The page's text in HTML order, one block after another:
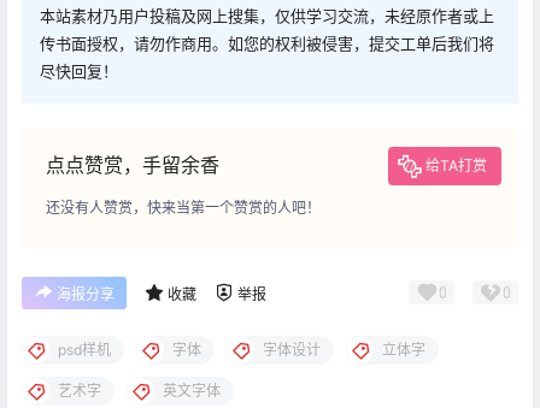
本站素材乃用户投稿及网上搜集，仅供学习交流，未经原作者或上
传书面授权，请勿作商用。如您的权利被侵害，提交工单后我们将
尽快回复！
点点赞赏，手留余香 给TA打赏
还没有人赞赏，快来当第一个赞赏的人吧！
海报分享 收藏 举报 0 0
psd样机 字体 字体设计 立体字
艺术字 英文字体